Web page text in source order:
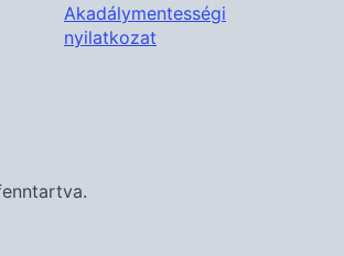
Akadálymentességi
nyilatkozat